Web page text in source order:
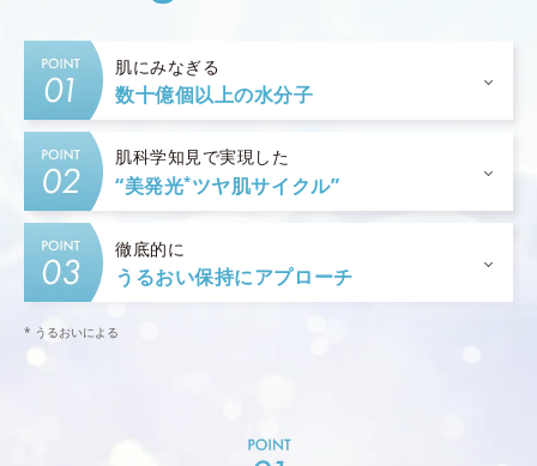
肌にみなぎる
数十億個以上の水分子
肌科学知見で実現した
“美発光*ツヤ肌サイクル”
徹底的に
うるおい保持にアプローチ
* うるおいによる